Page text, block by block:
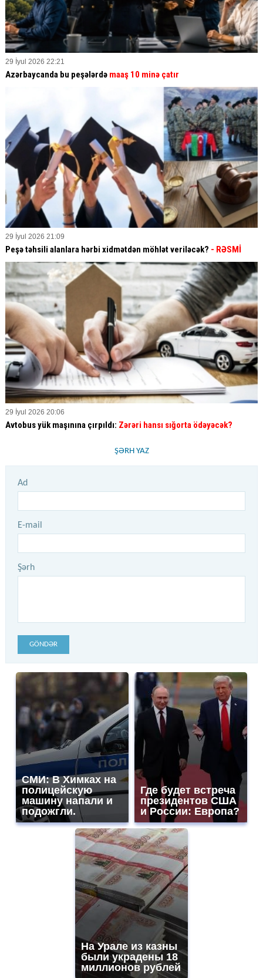
29 İyul 2026 22:21
Azərbaycanda bu peşələrdə maaş 10 minə çatır
29 İyul 2026 21:09
Peşə təhsili alanlara hərbi xidmətdən möhlət veriləcək? - RƏSMİ
29 İyul 2026 20:06
Avtobus yük maşınına çırpıldı: Zərəri hansı sığorta ödəyəcək?
ŞƏRH YAZ
Ad
E-mail
Şərh
GÖNDƏR
СМИ: В Химках на
полицейскую
машину напали и
подожгли.
Где будет встреча
президентов США
и России: Европа?
На Урале из казны
были украдены 18
миллионов рублей